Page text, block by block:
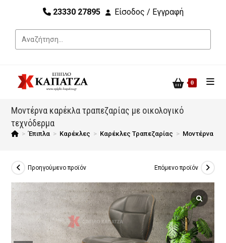
23330 27895 Είσοδος / Εγγραφή
0
Μοντέρνα καρέκλα τραπεζαρίας με οικολογικό
τεχνόδερμα
> Έπιπλα > Καρέκλες > Καρέκλες Τραπεζαρίας > Μοντέρνα
Προηγούμενο προϊόν Επόμενο προϊόν